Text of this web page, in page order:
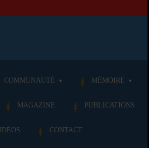
COMMUNAUTÉ MÉMOIRE
MAGAZINE PUBLICATIONS
CONTACT